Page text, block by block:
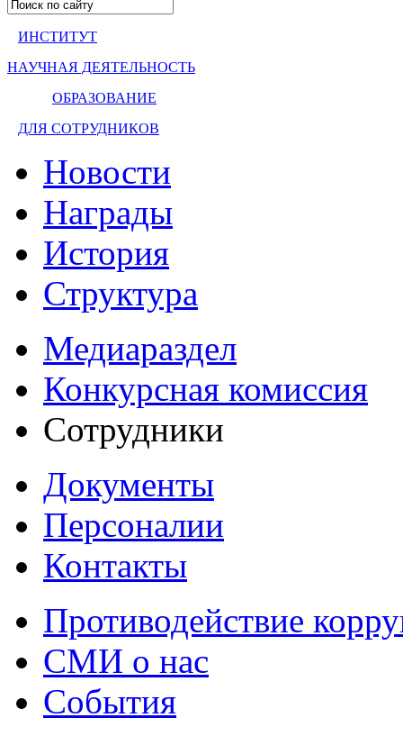
ИНСТИТУТ
НАУЧНАЯ ДЕЯТЕЛЬНОСТЬ
ОБРАЗОВАНИЕ
ДЛЯ СОТРУДНИКОВ
Новости
Награды
История
Структура
Медиараздел
Конкурсная комиссия
Сотрудники
Документы
Персоналии
Контакты
Противодействие
СМИ о нас
События